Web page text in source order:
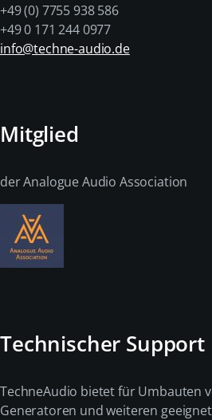
+49 (0) 7755 938 586
+49 0 171 244 0977
info@techne-audio.de
Mitglied
der Analogue Audio Association
Technischer Support
TechneAudio bietet für Umbauten
Generatoren und weiteren